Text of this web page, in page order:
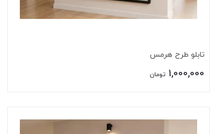
تابلو طرح هرمس
1,000,000 تومان